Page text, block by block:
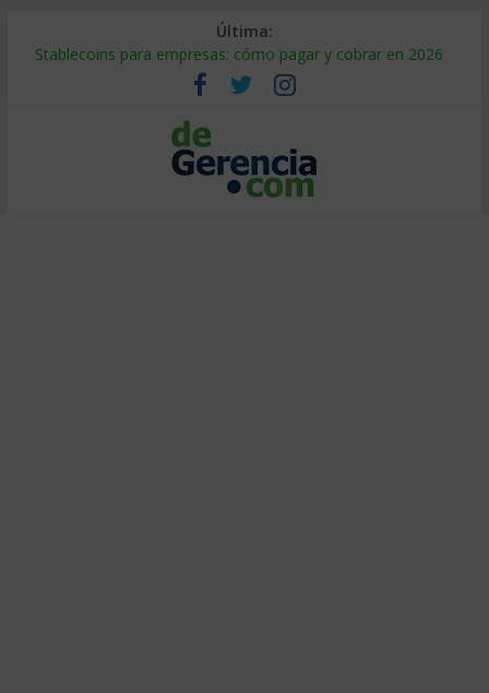
Última:
Stablecoins para empresas: cómo pagar y cobrar en 2026
Despido silencioso: qué es y por qué sale tan caro
IA en selección de personal: cómo auditarla a tiempo
Trabajo forzoso en la cadena de suministro: qué hacer
Mercado hispano de EE. UU.: cómo segmentarlo y venderle